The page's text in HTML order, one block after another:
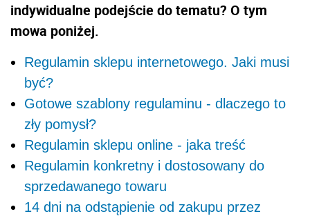
indywidualne podejście do tematu? O tym
mowa poniżej.
Regulamin sklepu internetowego. Jaki musi
być?
Gotowe szablony regulaminu - dlaczego to
zły pomysł?
Regulamin sklepu online - jaka treść
Regulamin konkretny i dostosowany do
sprzedawanego towaru
14 dni na odstąpienie od zakupu przez